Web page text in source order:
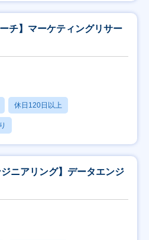
チ】マーケティングリサー
休日120日以上
ニアリング】データエンジ